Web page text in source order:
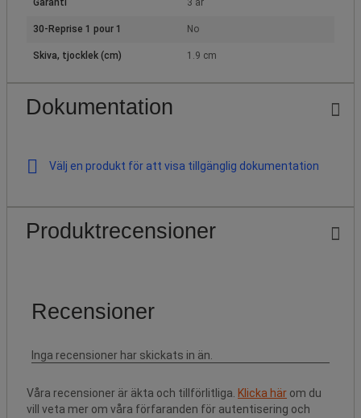
30-Reprise 1 pour 1 No
Skiva, tjocklek (cm) 1.9 cm
Dokumentation
Välj en produkt för att visa tillgänglig dokumentation
Produktrecensioner
Våra recensioner är äkta och tillförlitliga. Klicka här om du
vill veta mer om våra förfaranden för autentisering och